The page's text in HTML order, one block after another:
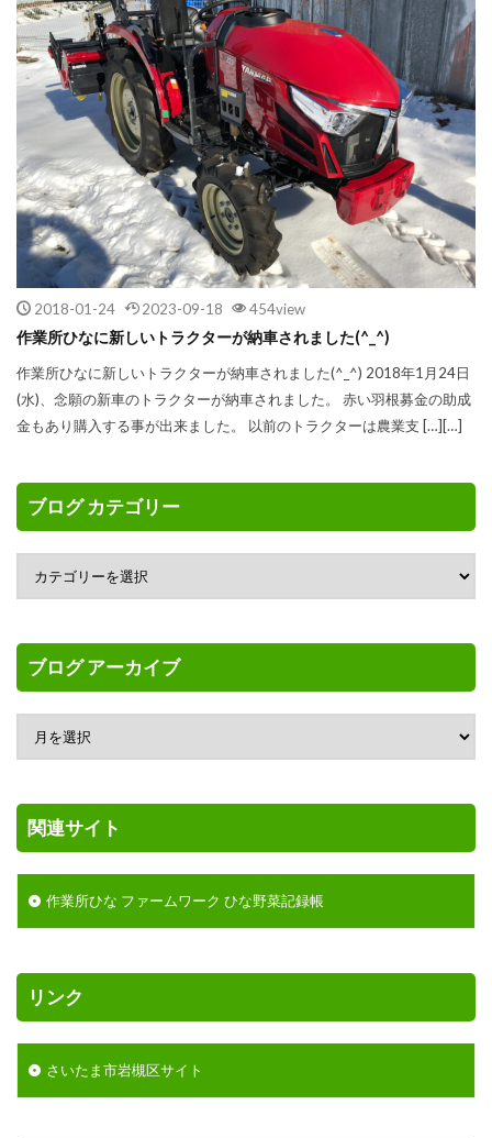
2018-01-24 2023-09-18 454view
作業所ひなに新しいトラクターが納車されました(^_^)
作業所ひなに新しいトラクターが納車されました(^_^) 2018年1月24日
(水)、念願の新車のトラクターが納車されました。 赤い羽根募金の助成
金もあり購入する事が出来ました。 以前のトラクターは農業支 […][…]
ブログ カテゴリー
ブログ アーカイブ
関連サイト
作業所ひな ファームワーク ひな野菜記録帳
リンク
さいたま市岩槻区サイト